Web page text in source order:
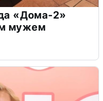
«Дома-2»
мужем